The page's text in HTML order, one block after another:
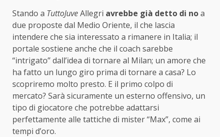
Stando a TuttoJuveAllegri avrebbe già detto di noa
due proposte dal Medio Oriente, il che lascia
intendere che sia interessato a rimanere in Italia; il
portale sostiene anche che il coach sarebbe
“intrigato” dall’idea di tornare al Milan; un amore che
ha fatto un lungo giro prima di tornare a casa? Lo
scopriremo molto presto. E il primo colpo di
mercato? Sarà sicuramente un esterno offensivo, un
tipo di giocatore che potrebbe adattarsi
perfettamente alle tattiche di mister “Max”, come ai
tempi d’oro.